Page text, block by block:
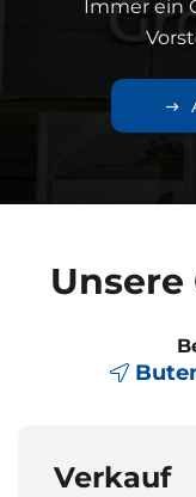
Immer ein
Verkauf